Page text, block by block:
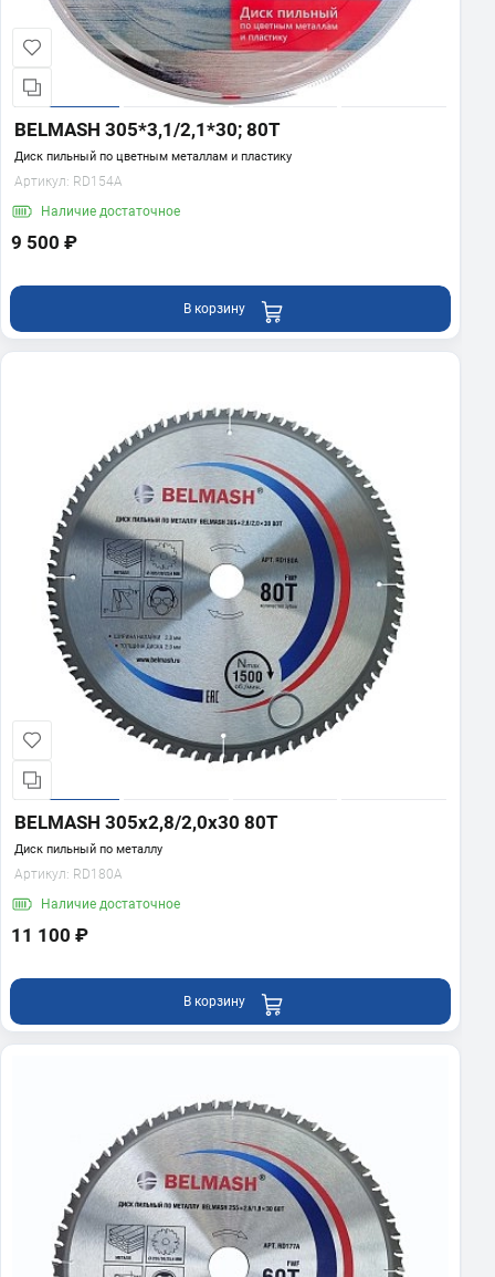
BELMASH 305*3,1/2,1*30; 80T
Диск пильный по цветным металлам и пластику
Артикул: RD154A
Наличие достаточное
9 500 ₽
В корзину
BELMASH 305x2,8/2,0x30 80T
Диск пильный по металлу
Артикул: RD180A
Наличие достаточное
11 100 ₽
В корзину